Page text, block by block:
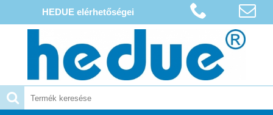
HEDUE elérhetőségei